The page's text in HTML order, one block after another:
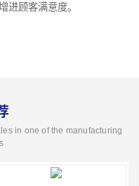
进顾客满意度。
in one of the manufacturing